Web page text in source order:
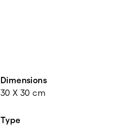
Dimensions
30 X 30 cm
Type